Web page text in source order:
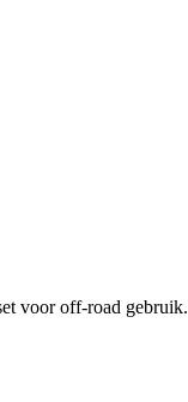
voor off-road gebruik.